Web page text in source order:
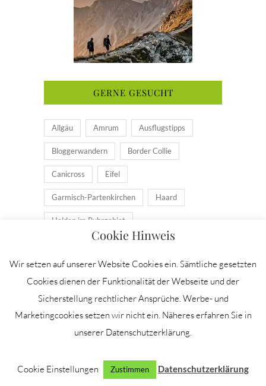
GERNE GESUCHT
Allgäu Amrum Ausflugstipps
Bloggerwandern Border Collie
Canicross Eifel
Garmisch-Partenkirchen Haard
Halden im Ruhrgebiet
Halde Prosper Haniel Heidhof
Hundesport Hüttenwanderungen
Inselurlaub Kals am Großglockner
Laufen Lienzer Dolomiten
Naturpark Hohe Mark Oberhausen
Cookie Hinweis
Wir setzen auf unserer Website Cookies ein. Sämtliche gesetzten
Cookies dienen der Funktionalität der Webseite und der
Sicherstellung rechtlicher Ansprüche. Werbe- und
Marketingcookies setzen wir nicht ein. Näheres erfahren Sie in
unserer Datenschutzerklärung.
Cookie Einstellungen Zustimmen Datenschutzerklärung